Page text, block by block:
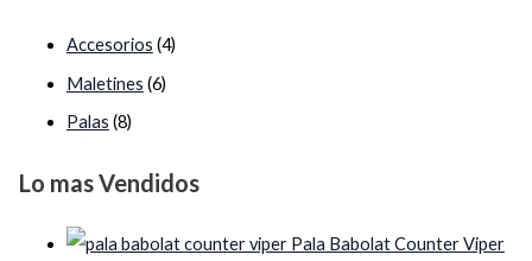
Accesorios (4)
Maletines (6)
Palas (8)
Lo mas Vendidos
Pala Babolat Counter Viper